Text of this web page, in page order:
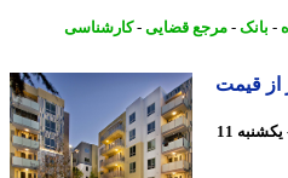
-مرجع قضایی-کارشناسی
قیمت
9 ماه پیش - یکشنبه 11